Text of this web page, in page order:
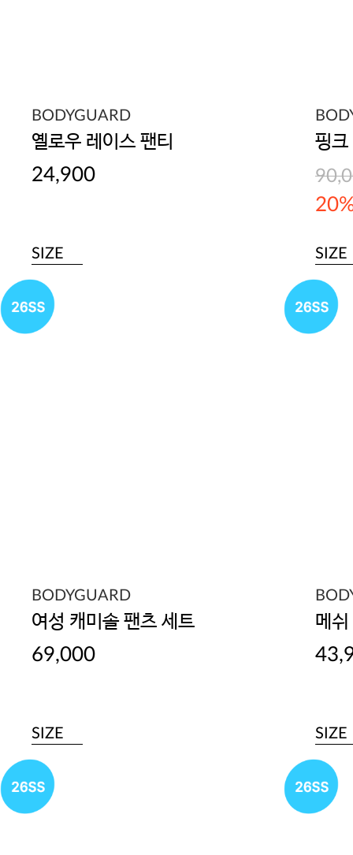
BODYGUARD
옐로우 레이스 팬티
24,900
SIZE
핑크
SIZE
BODYGUARD
여성 캐미솔 팬츠 세트
69,000
SIZE
메쉬
SIZE